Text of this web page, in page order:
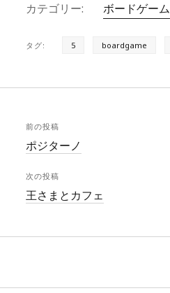
k
a
s
e
o
カテゴリー: ボードゲーム
タグ: 5 boardgame
前の投稿
ポジターノ
次の投稿
王さまとカフェ